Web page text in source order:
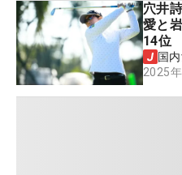
穴井
愛と
14位
国
2025